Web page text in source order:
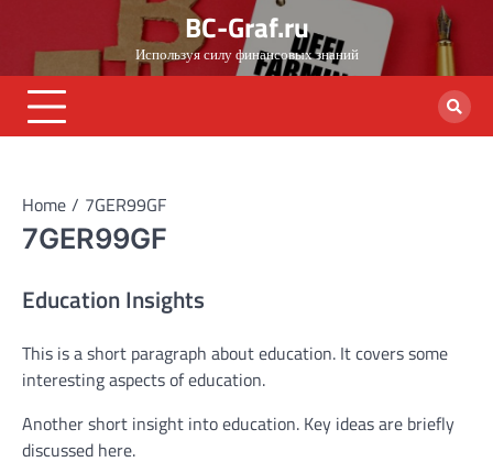
content
BC-Graf.ru
Используя силу финансовых знаний
Home 7GER99GF
7GER99GF
Education Insights
This is a short paragraph about education. It covers some
interesting aspects of education.
Another short insight into education. Key ideas are briefly
discussed here.